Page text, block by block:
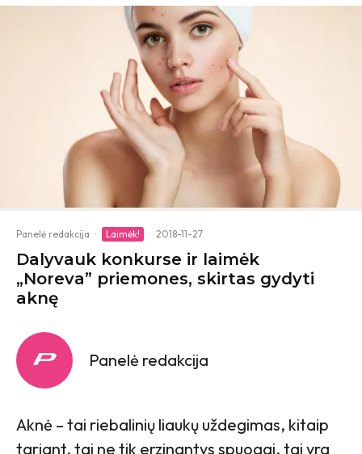
Panelė redakcija · Laimėk! · 2018-11-27
Dalyvauk konkurse ir laimėk
„Noreva” priemones, skirtas gydyti
aknę
Panelė redakcija
Aknė – tai riebalinių liaukų uždegimas, kitaip
tariant, tai ne tik erzinantys spuogai, tai yra